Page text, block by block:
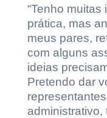
“Tenho
prática, mas
meus pares,
com alguns
ideias
Pretendo dar
administrativo,